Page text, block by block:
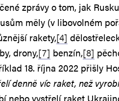
zprávy o tom, jak
měly (v libovolném
rakety,[4]
drony,[7] benzín,[8]
18. října 2022 přišly
denně víc raket, než
nebo vystřelí raket